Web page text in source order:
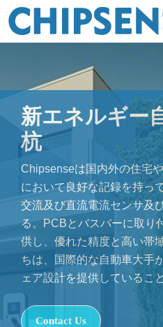
新エネルギー
杭
Chipsenseは国内外の住宅
において良好な記録を持っ
交流及び直流電流センサ及
る。PCBとバスバーに取り
供し、優れた精度と高い帯
ちは、国際的な自動車大手
ェア設計を提供しているこ
Contact Us